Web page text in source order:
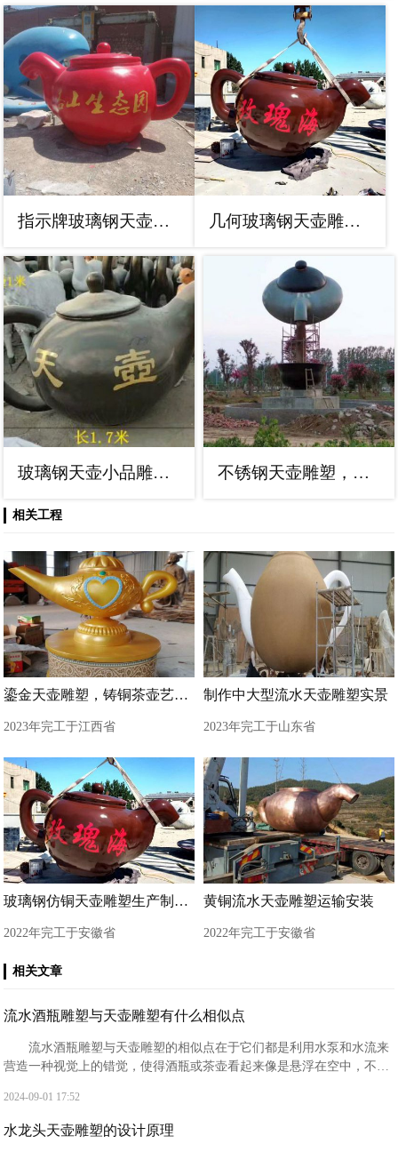
指示牌玻璃钢天壶雕塑，城区小品，户外天壶雕塑生产商 几何玻璃钢天壶雕塑，室外软装，景区天壶雕塑供应商
玻璃钢天壶小品雕塑，彩钢制作，金属景观天壶雕塑价格 不锈钢天壶雕塑，景区雕塑，环境天壶雕塑生产厂家
相关工程
鎏金天壶雕塑，铸铜茶壶艺术形式
2023年完工于江西省
制作中大型流水天壶雕塑实景
2023年完工于山东省
玻璃钢仿铜天壶雕塑生产制作现场
2022年完工于安徽省
黄铜流水天壶雕塑运输安装
2022年完工于安徽省
相关文章
流水酒瓶雕塑与天壶雕塑有什么相似点
流水酒瓶雕塑与天壶雕塑的相似点在于它们都是利用水泵和水流来
营造一种视觉上的错觉，使得酒瓶或茶壶看起来像是悬浮在空中，不断
从而创造出一种神秘和引人入胜的效果。
2024-09-01 17:52
水龙头天壶雕塑的设计原理